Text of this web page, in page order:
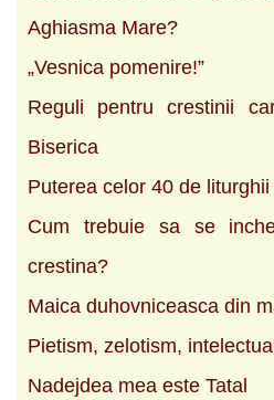
Aghiasma Mare?
„Vesnica pomenire!”
Reguli pentru crestinii
Biserica
Puterea celor 40 de
Cum trebuie sa se
crestina?
Maica duhovniceasca din
Pietism, zelotism,
Nadejdea mea este Tatal